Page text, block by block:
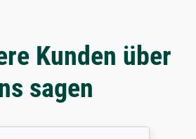
Kunden über
sagen